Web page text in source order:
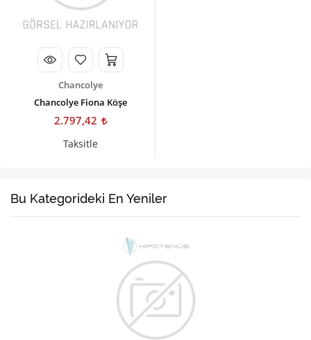
Çocuk Gereçleri
Motorsikletler
Chancolye
Chancolye Fiona Köşe
2.797,42
Taksitle
Bu Kategorideki En Yeniler